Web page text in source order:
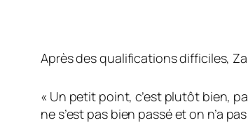
Après des qualifications difficiles,
« Un petit point, c’est plutôt bien,
ne s’est pas bien passé et on n’a